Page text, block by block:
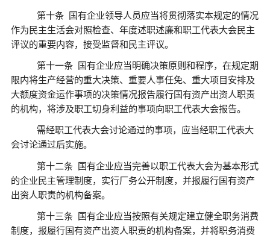
第十条
国有企业领导人员应当将贯彻落实本规定的情况
作为民主生活会对照检查、年度述职述廉和职工代表大会民主
评议的重要内容，接受监督和民主评议。
第十一条
国有企业应当明确决策原则和程序，在规定期
限内将生产经营的重大决策、重要人事任免、重大项目安排及
大额度资金运作事项的决策情况报告履行国有资产出资人职责
的机构，将涉及职工切身利益的事项向职工代表大会报告。
需经职工代表大会讨论通过的事项，应当经职工代表大
会讨论通过后实施。
第十二条
国有企业应当完善以职工代表大会为基本形式
的企业民主管理制度，实行厂务公开制度，并报履行国有资产
出资人职责的机构备案。
第十三条
国有企业应当按照有关规定建立健全职务消费
制度，报履行国有资产出资人职责的机构备案，并将职务消费